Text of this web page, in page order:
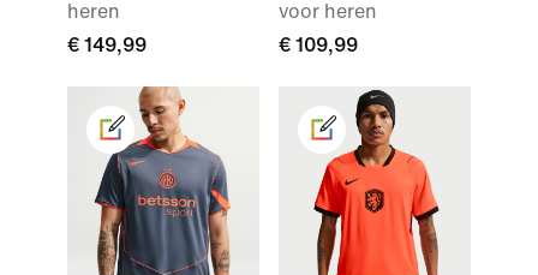
heren
€ 149,99
voor heren
€ 109,99